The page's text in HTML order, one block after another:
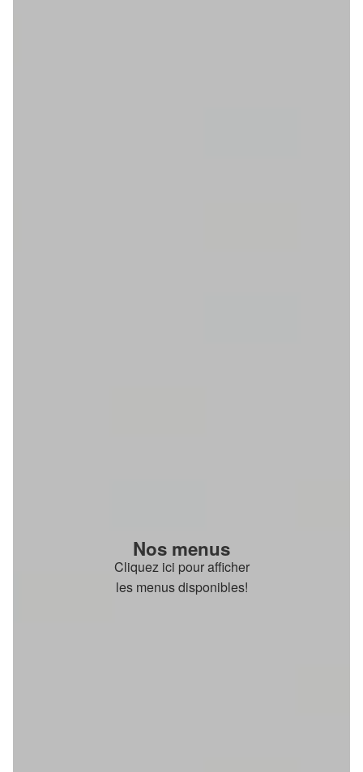
Nos menus
Cliquez ici pour afficher
les menus disponibles!